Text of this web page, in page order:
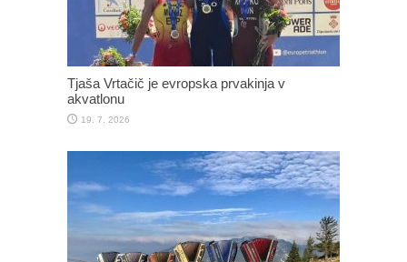
Tjaša Vrtačič je evropska prvakinja v
akvatlonu
19. 7. 2026